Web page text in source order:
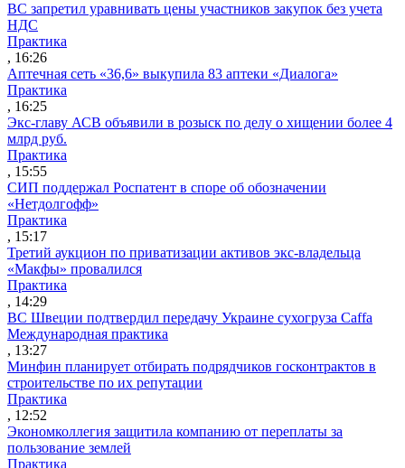
ВС запретил уравнивать цены участников закупок без учета
НДС
Практика
, 16:26
Аптечная сеть «36,6» выкупила 83 аптеки «Диалога»
Практика
, 16:25
Экс-главу АСВ объявили в розыск по делу о хищении более 4
млрд руб.
Практика
, 15:55
СИП поддержал Роспатент в споре об обозначении
«Нетдолгофф»
Практика
, 15:17
Третий аукцион по приватизации активов экс-владельца
«Макфы» провалился
Практика
, 14:29
ВС Швеции подтвердил передачу Украине сухогруза Caffa
Международная практика
, 13:27
Минфин планирует отбирать подрядчиков госконтрактов в
строительстве по их репутации
Практика
, 12:52
Экономколлегия защитила компанию от переплаты за
пользование землей
Практика